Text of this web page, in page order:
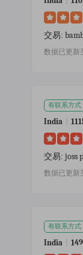
交易:
数据已更新
有联系方式
India
交易: joss
数据已更新
有联系方式
India